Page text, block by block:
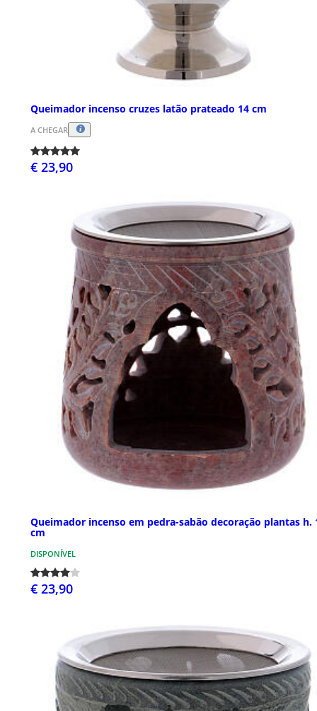
Queimador incenso cruzes latão prateado 14 cm
A CHEGAR
€ 23,90
Queimador incenso em pedra-sabão decoração plantas h.
cm
DISPONÍVEL
€ 23,90